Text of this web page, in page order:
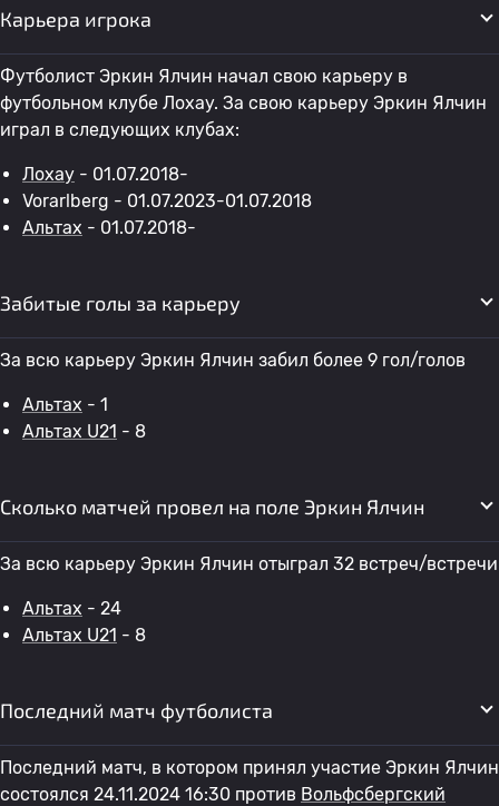
Карьера игрока
Футболист Эркин Ялчин начал свою карьеру в
футбольном клубе Лохау. За свою карьеру Эркин Ялчин
играл в следующих клубах:
Лохау - 01.07.2018-
Vorarlberg - 01.07.2023-01.07.2018
Альтах - 01.07.2018-
Забитые голы за карьеру
За всю карьеру Эркин Ялчин забил более 9 гол/голов
Альтах - 1
Альтах U21 - 8
Сколько матчей провел на поле Эркин Ялчин
За всю карьеру Эркин Ялчин отыграл 32 встреч/встречи
Альтах - 24
Альтах U21 - 8
Последний матч футболиста
Последний матч, в котором принял участие Эркин Ялчин
состоялся 24.11.2024 16:30 против Вольфсбергский